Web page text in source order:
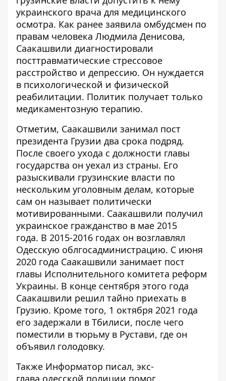
украинского врача для медицинского
осмотра. Как ранее заявила омбудсмен по
правам человека Людмила Денисова,
Саакашвили диагностировали
посттравматические стрессовое
расстройство и депрессию. Он нуждается
в психологической и физической
реабилитации. Политик получает только
медикаментозную терапию.
Отметим, Саакашвили занимал пост
президента Грузии два срока подряд.
После своего ухода с должности главы
государства он уехал из страны. Его
разыскивали грузинские власти по
нескольким уголовным делам, которые
сам он называет политически
мотивированными. Саакашвили получил
украинское гражданство в мае 2015
года. В 2015-2016 годах он возглавлял
Одесскую облгосадминистрацию. С июня
2020 года Саакашвили занимает пост
главы Исполнительного комитета реформ
Украины. В конце сентября этого года
Саакашвили решил тайно приехать в
Грузию. Кроме того, 1 октября 2021 года
его задержали в Тбилиси, после чего
поместили в тюрьму в Рустави, где он
объявил голодовку.
Также Информатор писал, экс-
глава одесской полиции помог